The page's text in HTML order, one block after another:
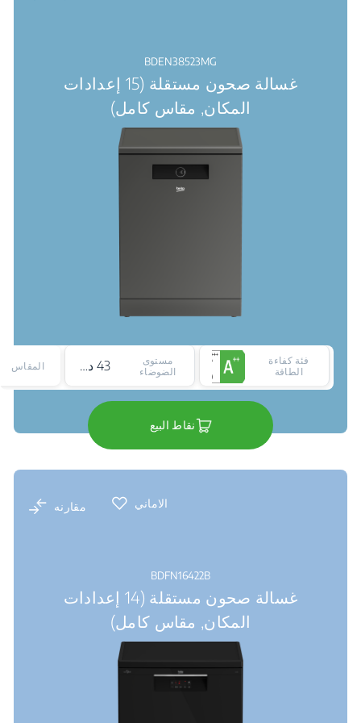
BDEN38523MG
غسالة صحون مستقلة (15 إعدادات
المكان, مقاس كامل)
فئة كفاءة
الطاقة
مستوى
الضوضاء
43 ديسيبل المقاس
نقاط البيع
الاماني مقارنه
BDFN16422B
غسالة صحون مستقلة (14 إعدادات
المكان, مقاس كامل)